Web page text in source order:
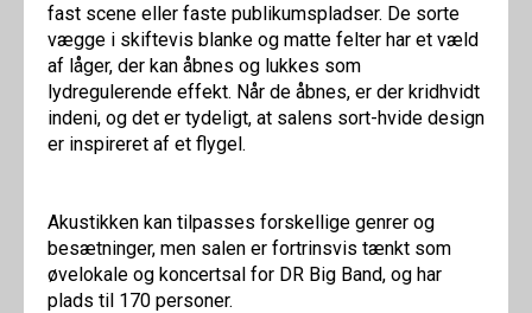
fast scene eller faste publikumspladser. De sorte
vægge i skiftevis blanke og matte felter har et væld
af låger, der kan åbnes og lukkes som
lydregulerende effekt. Når de åbnes, er der kridhvidt
indeni, og det er tydeligt, at salens sort-hvide design
er inspireret af et flygel.
Akustikken kan tilpasses forskellige genrer og
besætninger, men salen er fortrinsvis tænkt som
øvelokale og koncertsal for DR Big Band, og har
plads til 170 personer.